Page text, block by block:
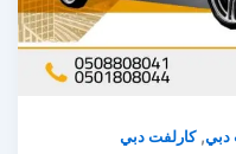
دبي,كارلفت دبي